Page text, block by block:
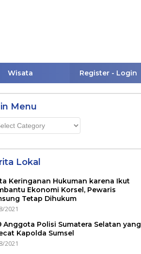
Wisata Register - Login
Menu
Lokal
Keringanan Hukuman karena Ikut
Ekonomi Korsel, Pewaris
Tetap Dihukum
2021
Anggota Polisi Sumatera Selatan yang
Kapolda Sumsel
2021